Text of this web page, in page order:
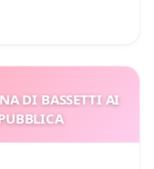
DI BASSETTI AI